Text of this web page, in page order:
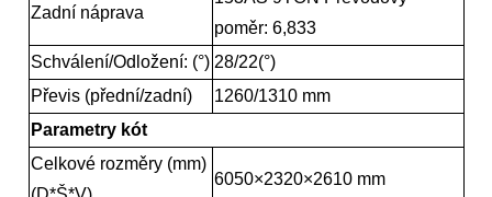
Zadní náprava
poměr: 6,833
Schválení/Odložení: (°) 28/22(°)
Převis (přední/zadní)
1260/1310 mm
Parametry kót
Celkové rozměry (mm)
6050×2320×2610 mm